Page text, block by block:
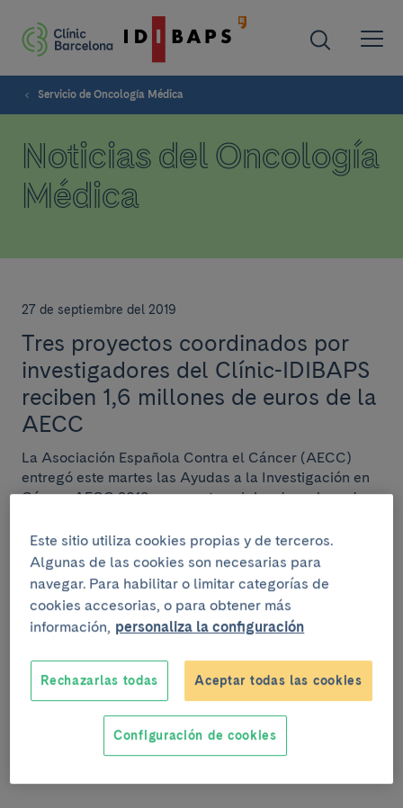
Servicio de Oncología Médica
Noticias del Oncología
Médica
27 de septiembre del 2019
Tres proyectos coordinados por
investigadores del Clínic-IDIBAPS
reciben 1,6 millones de euros de la
AECC
La Asociación Española Contra el Cáncer (AECC)
entregó este martes las Ayudas a la Investigación en
Cáncer AECC 2019 en un acto celebrado en la sed...
18 de septiembre del 2019
El Hospital Clínic implementa la
ensayos clínicos en oncología
El Hospital Clínic de Barcelona aplicará el mejor test
de biopsia líquida que hay disponible en la actualidad
para pacientes con cáncer avanzado, e...
Este sitio utiliza cookies propias y de terceros.
Algunas de las cookies son necesarias para
navegar. Para habilitar o limitar categorías de
cookies accesorias, o para obtener más
información, personaliza la configuración
Rechazarlas todas Aceptar todas las cookies
Configuración de cookies